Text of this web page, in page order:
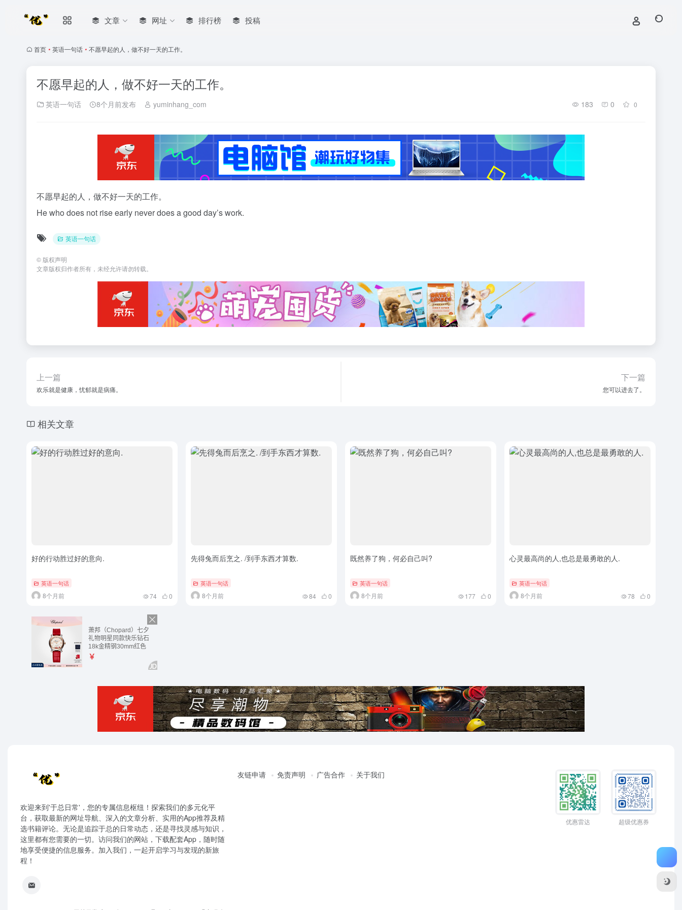
文章 网址 排行榜 投稿
首页 • 英语一句话 • 不愿早起的人，做不好一天的工作。
不愿早起的人，做不好一天的工作。
英语一句话 8个月前发布 yuminhang_com 183 0 0
不愿早起的人，做不好一天的工作。
He who does not rise early never does a good day’s work.
英语一句话
© 版权声明
文章版权归作者所有，未经允许请勿转载。
上一篇
欢乐就是健康，忧郁就是病痛。
下一篇
您可以进去了。
相关文章
好的行动胜过好的意向.
英语一句话
8个月前 74 0
先得兔而后烹之. /到手东西才算数.
英语一句话
8个月前 84 0
既然养了狗，何必自己叫?
英语一句话
8个月前 177 0
心灵最高尚的人,也总是最勇敢的人.
英语一句话
8个月前 78 0
欢迎来到'于总日常'，您的专属信息枢纽！探索我们的多元化平
台，获取最新的网址导航、深入的文章分析、实用的App推荐及精
选书籍评论。无论是追踪于总的日常动态，还是寻找灵感与知识，
这里都有您需要的一切。访问我们的网站，下载配套App，随时随
地享受便捷的信息服务。加入我们，一起开启学习与发现的新旅
程！
友链申请 免责声明 广告合作 关于我们
优惠雷达 超级优惠券